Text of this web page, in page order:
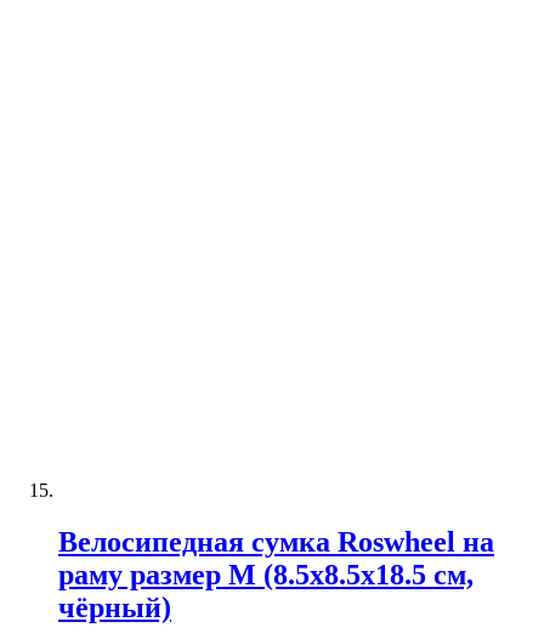
Велосипедная сумка Roswheel на
раму размер M (8.5х8.5х18.5 см,
чёрный)